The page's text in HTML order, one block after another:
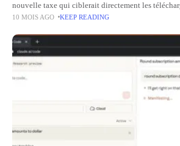
nouvelle taxe qui ciblerait directement les
effectués sur les plateformes de streaming telles
10 MOIS AGO KEEP READING